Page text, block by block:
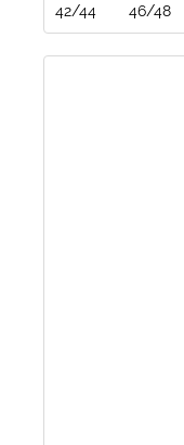
42/44 46/48